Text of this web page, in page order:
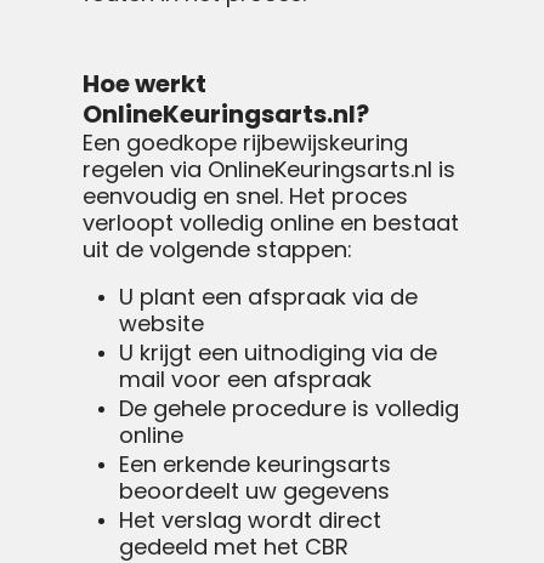
Hoe werkt
OnlineKeuringsarts.nl?
Een goedkope rijbewijskeuring
regelen via OnlineKeuringsarts.nl is
eenvoudig en snel. Het proces
verloopt volledig online en bestaat
uit de volgende stappen:
U plant een afspraak via de
website
U krijgt een uitnodiging via de
mail voor een afspraak
De gehele procedure is volledig
online
Een erkende keuringsarts
beoordeelt uw gegevens
Het verslag wordt direct
gedeeld met het CBR